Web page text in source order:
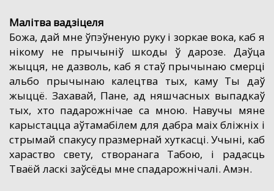
Малітва вадзіцеля
Божа, дай мне ўпэўненую руку і зоркае вока, каб я
нікому не прычыніў шкоды ў дарозе. Даўца
жыцця, не дазволь, каб я стаў прычынаю смерці
альбо прычынаю калецтва тых, каму Ты даў
жыццё. Захавай, Пане, ад няшчасных выпадкаў
тых, хто падарожнічае са мною. Навучы мяне
карыстацца аўтамабілем для дабра маіх бліжніх і
стрымай спакусу празмернай хуткасці. Учыні, каб
хараство свету, створанага Табою, і радасць
Тваёй ласкі заўсёды мне спадарожнічалі. Амэн.